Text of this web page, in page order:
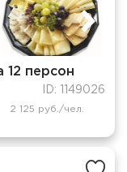
12 персон
ID: 1149026
2 125 руб./чел.